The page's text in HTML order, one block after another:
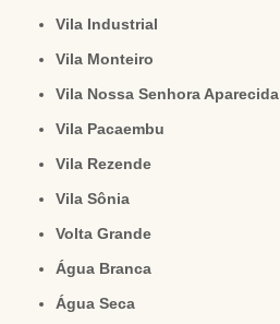
Vila Industrial
Vila Monteiro
Vila Nossa Senhora Aparecida
Vila Pacaembu
Vila Rezende
Vila Sônia
Volta Grande
Água Branca
Água Seca